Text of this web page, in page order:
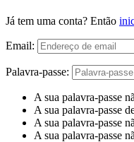
Já tem uma conta? Então
Email:
Palavra-passe:
A sua palavra-passe
A sua palavra-passe
A sua palavra-passe
A sua palavra-passe